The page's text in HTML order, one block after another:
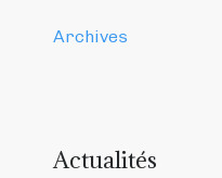
Archives
Actualités